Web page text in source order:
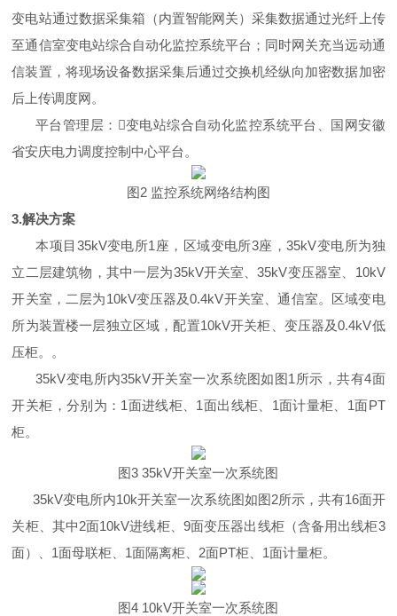
变电站通过数据采集箱（内置智能网关）采集数据通过光纤上传
至通信室变电站综合自动化监控系统平台；同时网关充当远动通
信装置，将现场设备数据采集后通过交换机经纵向加密数据加密
后上传调度网。
平台管理层：变电站综合自动化监控系统平台、国网安徽
省安庆电力调度控制中心平台。
图2 监控系统网络结构图
3.解决方案
本项目35kV变电所1座，区域变电所3座，35kV变电所为独
立二层建筑物，其中一层为35kV开关室、35kV变压器室、10kV
开关室，二层为10kV变压器及0.4kV开关室、通信室。区域变电
所为装置楼一层独立区域，配置10kV开关柜、变压器及0.4kV低
压柜。。
35kV变电所内35kV开关室一次系统图如图1所示，共有4面
开关柜，分别为：1面进线柜、1面出线柜、1面计量柜、1面PT
柜。
图3 35kV开关室一次系统图
35kV变电所内10k开关室一次系统图如图2所示，共有16面开
关柜、其中2面10kV进线柜、9面变压器出线柜（含备用出线柜3
面）、1面母联柜、1面隔离柜、2面PT柜、1面计量柜。
图4 10kV开关室一次系统图